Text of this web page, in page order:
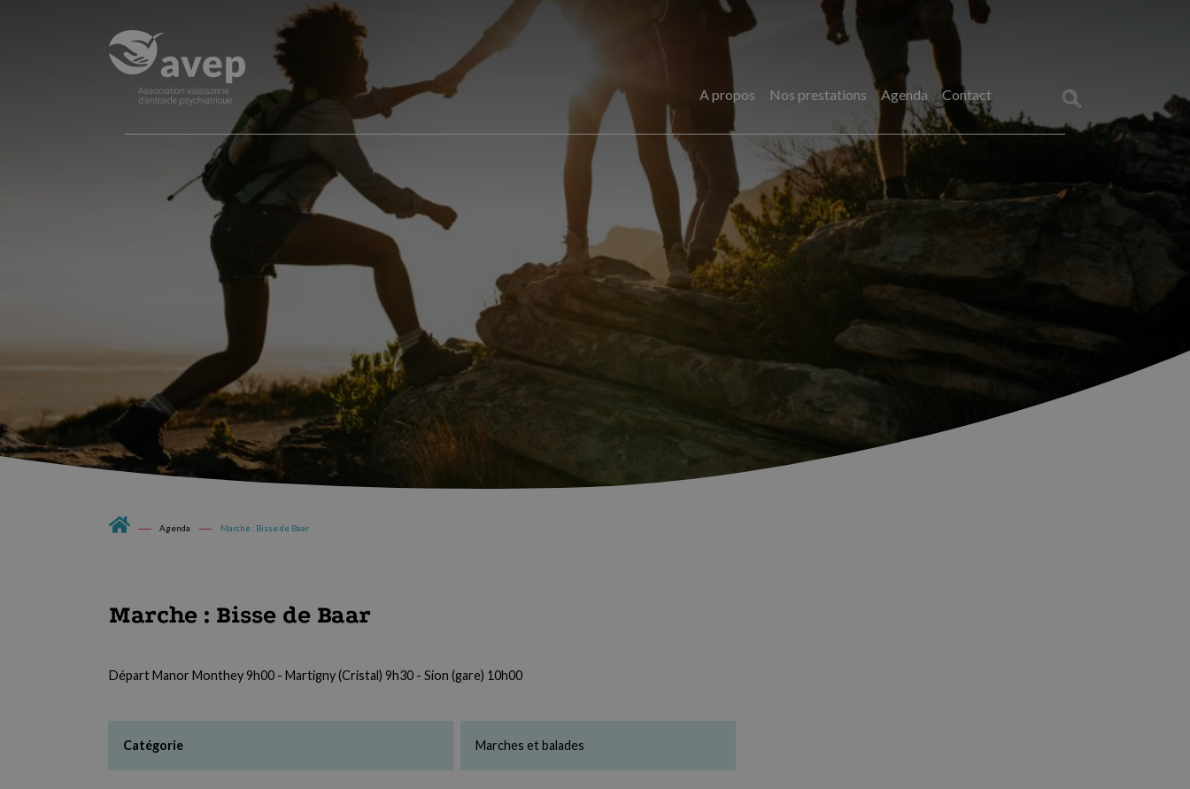
A propos Nos prestations Agenda Contact
Rechercher :
Agenda Marche : Bisse de Baar
Marche : Bisse de Baar
Départ Manor Monthey 9h00 - Martigny (Cristal) 9h30 - Sion (gare) 10h00
Catégorie Marches et balades